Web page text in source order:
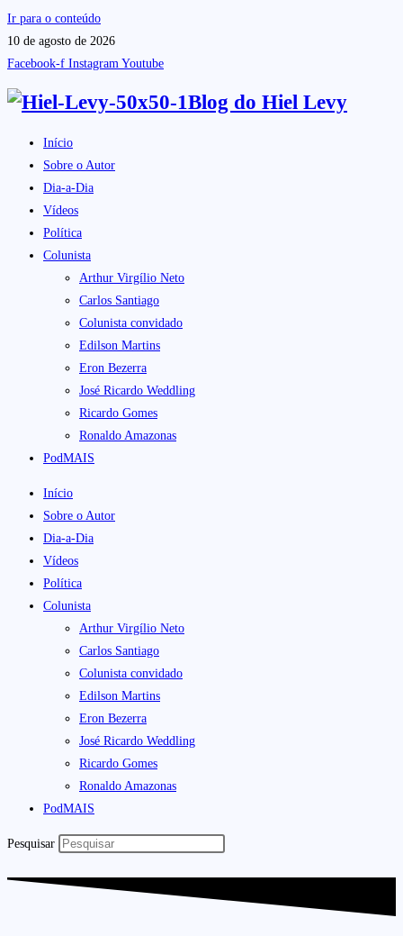
Ir para o conteúdo
10 de agosto de 2026
Facebook-f Instagram Youtube
Blog do Hiel Levy
Início
Sobre o Autor
Dia-a-Dia
Vídeos
Política
Colunista
Arthur Virgílio Neto
Carlos Santiago
Colunista convidado
Edilson Martins
Eron Bezerra
José Ricardo Weddling
Ricardo Gomes
Ronaldo Amazonas
PodMAIS
Início
Sobre o Autor
Dia-a-Dia
Vídeos
Política
Colunista
Arthur Virgílio Neto
Carlos Santiago
Colunista convidado
Edilson Martins
Eron Bezerra
José Ricardo Weddling
Ricardo Gomes
Ronaldo Amazonas
PodMAIS
Pesquisar